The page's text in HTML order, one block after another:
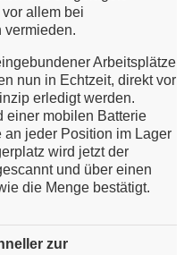
allem bei
vermieden.
Arbeitsplätze
nun in Echtzeit, direkt vor
erledigt werden.
einer mobilen Batterie
jeder Position im Lager
wird jetzt der
und über einen
die Menge bestätigt.
zur